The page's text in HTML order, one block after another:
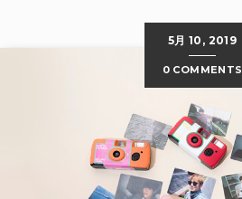
5月 10, 2019
0 COMMENTS